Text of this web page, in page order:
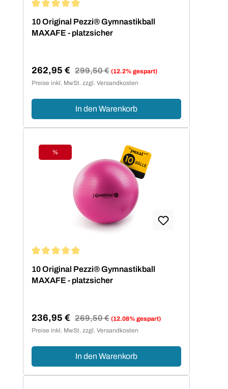
10 Original Pezzi® Gymnastikball
MAXAFE - platzsicher
Verkaufspreis:
262,95 € Regulärer Preis:
299,50 € (12.2% gespart)
Preise inkl. MwSt. zzgl. Versandkosten
In den Warenkorb
Rabatt
%
10 Original Pezzi® Gymnastikball
MAXAFE - platzsicher
Verkaufspreis:
236,95 € Regulärer Preis:
269,50 € (12.08% gespart)
Preise inkl. MwSt. zzgl. Versandkosten
In den Warenkorb